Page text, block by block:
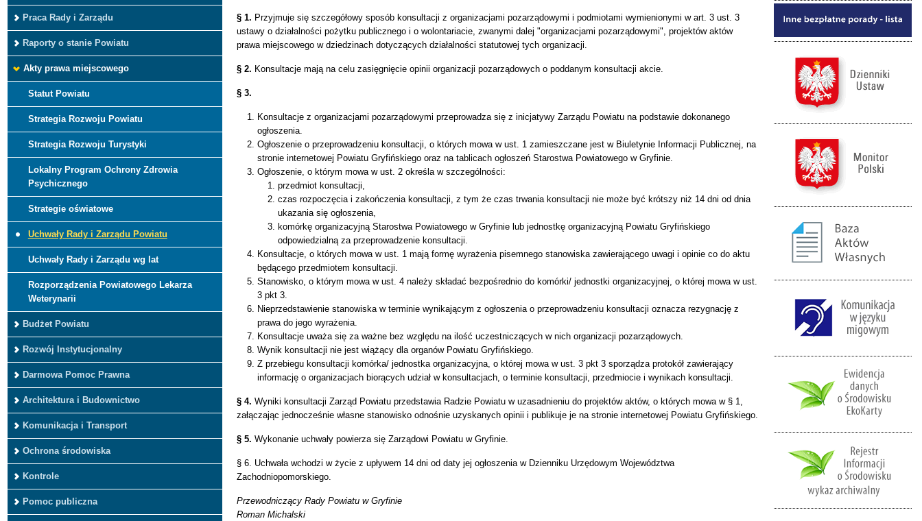
Praca Rady i Zarządu
Raporty o stanie Powiatu
Akty prawa miejscowego
Statut Powiatu
Strategia Rozwoju Powiatu
Strategia Rozwoju Turystyki
Lokalny Program Ochrony Zdrowia
Psychicznego
Strategie oświatowe
Uchwały Rady i Zarządu Powiatu
Uchwały Rady i Zarządu wg lat
Rozporządzenia Powiatowego Lekarza
Weterynarii
Budżet Powiatu
Rozwój Instytucjonalny
Darmowa Pomoc Prawna
Architektura i Budownictwo
Komunikacja i Transport
Ochrona środowiska
Kontrole
Pomoc publiczna
§ 1. Przyjmuje się szczegółowy sposób konsultacji z organizacjami pozarządowymi i podmiotami wymienionymi w art. 3 ust. 3
ustawy o działalności pożytku publicznego i o wolontariacie, zwanymi dalej "organizacjami pozarządowymi", projektów aktów
prawa miejscowego w dziedzinach dotyczących działalności statutowej tych organizacji.
§ 2. Konsultacje mają na celu zasięgnięcie opinii organizacji pozarządowych o poddanym konsultacji akcie.
§ 3.
Konsultacje z organizacjami pozarządowymi przeprowadza się z inicjatywy Zarządu Powiatu na podstawie dokonanego
ogłoszenia.
Ogłoszenie o przeprowadzeniu konsultacji, o których mowa w ust. 1 zamieszczane jest w Biuletynie Informacji Publicznej, na
stronie internetowej Powiatu Gryfińskiego oraz na tablicach ogłoszeń Starostwa Powiatowego w Gryfinie.
Ogłoszenie, o którym mowa w ust. 2 określa w szczególności:
przedmiot konsultacji,
czas rozpoczęcia i zakończenia konsultacji, z tym że czas trwania konsultacji nie może być krótszy niż 14 dni od dnia
ukazania się ogłoszenia,
komórkę organizacyjną Starostwa Powiatowego w Gryfinie lub jednostkę organizacyjną Powiatu Gryfińskiego
odpowiedzialną za przeprowadzenie konsultacji.
Konsultacje, o których mowa w ust. 1 mają formę wyrażenia pisemnego stanowiska zawierającego uwagi i opinie co do aktu
będącego przedmiotem konsultacji.
Stanowisko, o którym mowa w ust. 4 należy składać bezpośrednio do komórki/ jednostki organizacyjnej, o której mowa w ust.
3 pkt 3.
Nieprzedstawienie stanowiska w terminie wynikającym z ogłoszenia o przeprowadzeniu konsultacji oznacza rezygnację z
prawa do jego wyrażenia.
Konsultacje uważa się za ważne bez względu na ilość uczestniczących w nich organizacji pozarządowych.
Wynik konsultacji nie jest wiążący dla organów Powiatu Gryfińskiego.
Z przebiegu konsultacji komórka/ jednostka organizacyjna, o której mowa w ust. 3 pkt 3 sporządza protokół zawierający
informację o organizacjach biorących udział w konsultacjach, o terminie konsultacji, przedmiocie i wynikach konsultacji.
§ 4. Wyniki konsultacji Zarząd Powiatu przedstawia Radzie Powiatu w uzasadnieniu do projektów aktów, o których mowa w § 1,
załączając jednocześnie własne stanowisko odnośnie uzyskanych opinii i publikuje je na stronie internetowej Powiatu Gryfińskiego.
§ 5. Wykonanie uchwały powierza się Zarządowi Powiatu w Gryfinie.
§ 6. Uchwała wchodzi w życie z upływem 14 dni od daty jej ogłoszenia w Dzienniku Urzędowym Województwa
Zachodniopomorskiego.
Przewodniczący Rady Powiatu w Gryfinie
Roman Michalski